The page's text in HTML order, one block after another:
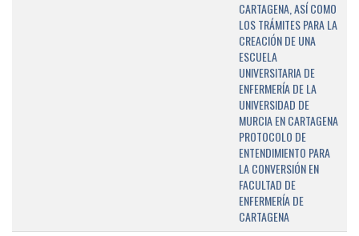
CARTAGENA, ASÍ COMO
LOS TRÁMITES PARA LA
CREACIÓN DE UNA
ESCUELA
UNIVERSITARIA DE
ENFERMERÍA DE LA
UNIVERSIDAD DE
MURCIA EN CARTAGENA
PROTOCOLO DE
ENTENDIMIENTO PARA
LA CONVERSIÓN EN
FACULTAD DE
ENFERMERÍA DE
CARTAGENA